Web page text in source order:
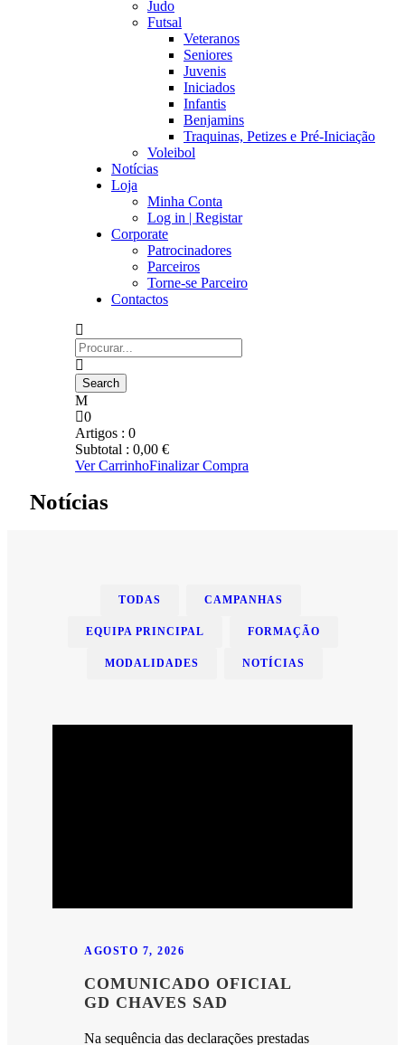
Judo
Futsal
Veteranos
Seniores
Juvenis
Iniciados
Infantis
Benjamins
Traquinas, Petizes e Pré-Iniciação
Voleibol
Notícias
Loja
Minha Conta
Log in | Registar
Corporate
Patrocinadores
Parceiros
Torne-se Parceiro
Contactos
0
Artigos : 0
Subtotal : 0,00 €
Ver CarrinhoFinalizar Compra
Notícias
TODAS CAMPANHAS
EQUIPA PRINCIPAL FORMAÇÃO
MODALIDADES NOTÍCIAS
AGOSTO 7, 2026
COMUNICADO OFICIAL
GD CHAVES SAD
Na sequência das declarações prestadas